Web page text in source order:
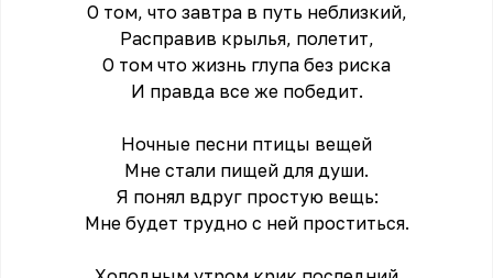
О том, что завтра в путь неблизкий,
Расправив крылья, полетит,
О том что жизнь глупа без риска
И правда все же победит.
Ночные песни птицы вещей
Мне стали пищей для души.
Я понял вдруг простую вещь:
Мне будет трудно с ней проститься.